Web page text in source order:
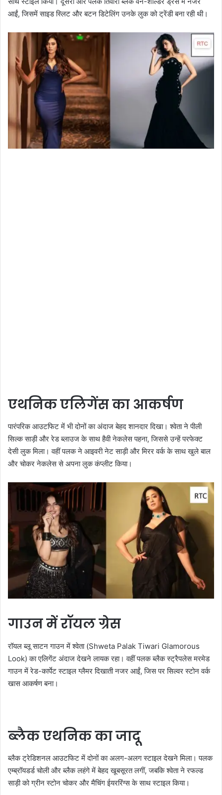
आईं, जिसमें साइड स्लिट और बटन डिटेलिंग उनके लुक को ट्रेंडी बना रही थी।
एथनिक एलिगेंस का आकर्षण
पारंपरिक आउटफिट में भी दोनों का अंदाज बेहद शानदार दिखा। श्वेता ने पीली
सिल्क साड़ी और रेड ब्लाउज के साथ हैवी नेकलेस पहना, जिससे उन्हें परफेक्ट
देसी लुक मिला। वहीं पलक ने आइवरी नेट साड़ी और मिरर वर्क के साथ खुले बाल
और चोकर नेकलेस से अपना लुक कंप्लीट किया।
गाउन में रॉयल ग्रेस
रॉयल ब्लू साटन गाउन में श्वेता (Shweta Palak Tiwari Glamorous
Look) का एलिगेंट अंदाज देखने लायक रहा। वहीं पलक ब्लैक स्ट्रैपलेस मरमेड
गाउन में रेड-कार्पेट स्टाइल ग्लैमर दिखाती नजर आईं, जिस पर सिल्वर स्टोन वर्क
खास आकर्षण बना।
ब्लैक एथनिक का जादू
ब्लैक ट्रेडिशनल आउटफिट में दोनों का अलग-अलग स्टाइल देखने मिला। पलक
एम्ब्रॉयडर्ड चोली और ब्लैक लहंगे में बेहद खूबसूरत लगीं, जबकि श्वेता ने रफल्ड
साड़ी को ग्रीन स्टोन चोकर और मैचिंग ईयररिंग्स के साथ स्टाइल किया।